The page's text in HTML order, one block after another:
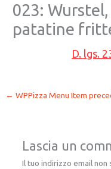
023:
patatine
D. lgs.
← WPPizza Menu Item
Lascia un
Il tuo indirizzo email non